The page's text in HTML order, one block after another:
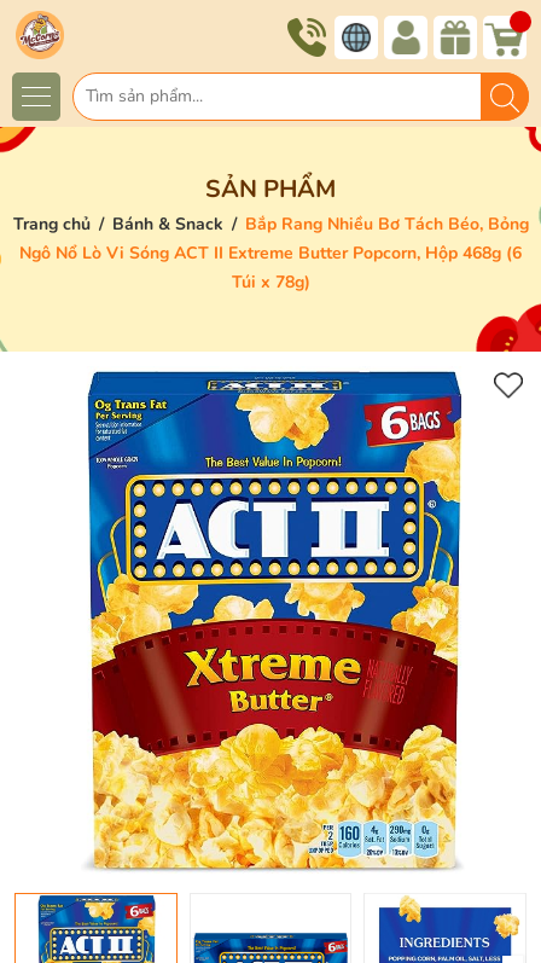
SẢN PHẨM
Trang chủ / Bánh & Snack / Bắp Rang Nhiều Bơ Tách Béo, Bỏng
Ngô Nổ Lò Vi Sóng ACT II Extreme Butter Popcorn, Hộp 468g (6
Túi x 78g)